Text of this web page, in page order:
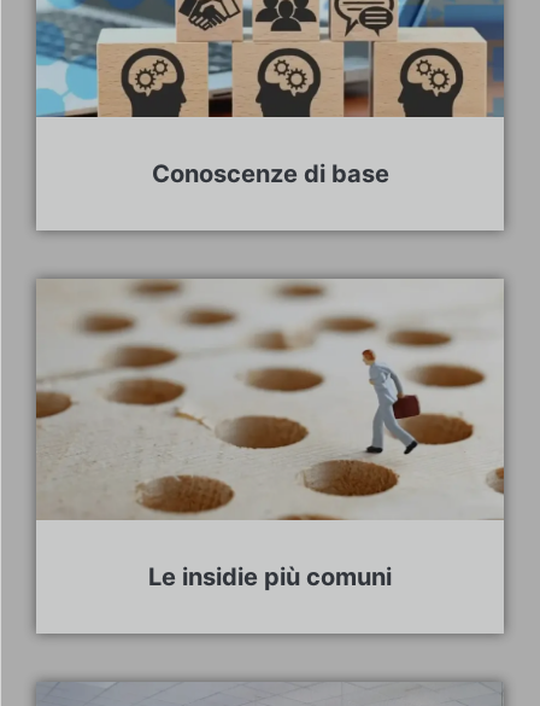
Conoscenze di base
Le insidie più comuni